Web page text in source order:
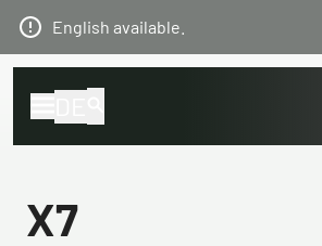
English available.
X7